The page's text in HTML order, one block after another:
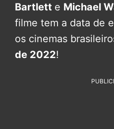
Bartlett e Michael
filme tem a data de
os cinemas
de 2022!